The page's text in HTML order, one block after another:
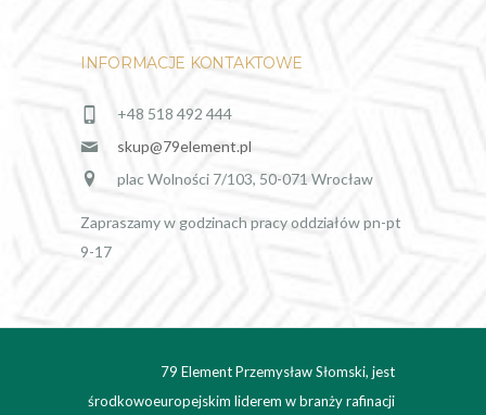
INFORMACJE KONTAKTOWE
+48 518 492 444
skup@79element.pl
plac Wolności 7/103, 50-071 Wrocław
Zapraszamy w godzinach pracy oddziałów pn-pt
9-17
79 Element Przemysław Słomski, jest
środkowoeuropejskim liderem w branży rafinacji